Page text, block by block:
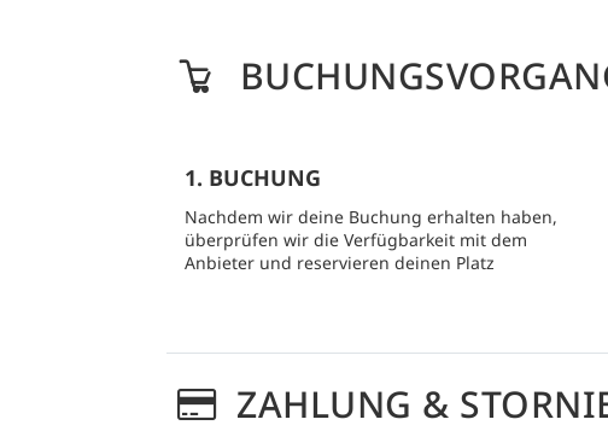
1. BUCHUNG
Nachdem wir deine Buchung erhalten haben,
überprüfen wir die Verfügbarkeit mit dem
Anbieter und reservieren deinen Platz
ZAHLUNG &